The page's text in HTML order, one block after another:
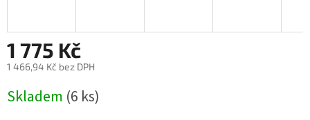
1 775 Kč
1 466,94 Kč bez DPH
cena:
Skladem (6 ks)